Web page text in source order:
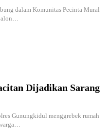
dalam Komunitas Pecinta Mural
Dijadikan Sarang
Gunungkidul menggrebek rumah